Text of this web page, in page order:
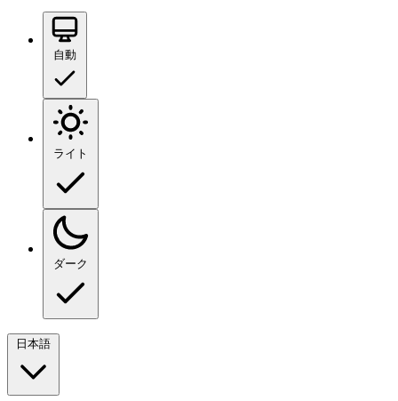
自動
ライト
ダーク
日本語